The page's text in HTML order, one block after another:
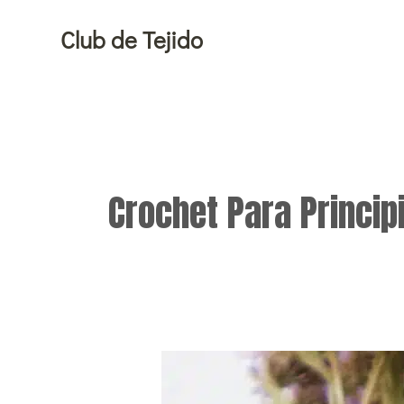
Club de Tejido
Crochet Para